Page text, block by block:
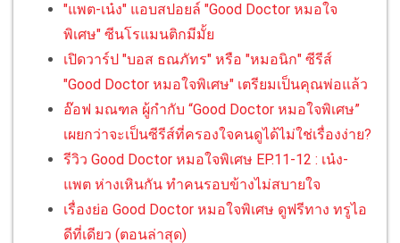
"แพต-เน๋ง" แอบสปอยล์ "Good Doctor หมอใจ
พิเศษ" ซีนโรแมนติกมีมั้ย
เปิดวาร์ป "บอส ธณภัทร" หรือ "หมอนิก" ซีรีส์
"Good Doctor หมอใจพิเศษ" เตรียมเป็นคุณพ่อแล้ว
อ๊อฟ มณฑล ผู้กำกับ “Good Doctor หมอใจพิเศษ”
เผยกว่าจะเป็นซีรีส์ที่ครองใจคนดูได้ไม่ใช่เรื่องง่าย?
รีวิว Good Doctor หมอใจพิเศษ EP.11-12 : เน๋ง-
แพต ห่างเหินกัน ทำคนรอบข้างไม่สบายใจ
เรื่องย่อ Good Doctor หมอใจพิเศษ ดูฟรีทาง ทรูไอ
ดีที่เดียว (ตอนล่าสุด)